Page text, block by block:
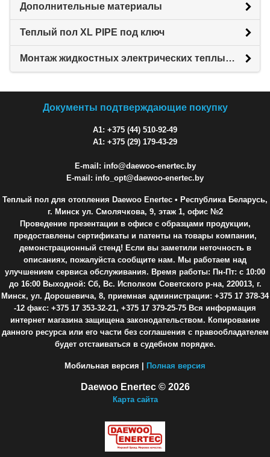
Дополнительные материалы
Теплый пол XL PIPE под ключ
Монтаж жидкостных электрических теплых полов XL PIPE
Документы подтверждающие покупку
A1: +375 (44) 510-92-49
A1: +375 (29) 179-43-29
E-mail: info@daewoo-enertec.by
E-mail: info_opt@daewoo-enertec.by
Теплый пол для отопления Daewoo Enertec • Республика Беларусь,
г. Минск ул. Смолячкова, 9, этаж 1, офис №2
Проведение презентации в офисе с образцами продукции,
предоставлены сертификаты и патенты на товары компании,
демонстрационный стенд! Если вы заметили неточность в
описаниях, пожалуйста сообщите нам. Мы работаем над
улучшением сервиса обслуживания. Время работы: Пн-Пт: с 10:00
до 16:00 Выходной: Сб, Вс. Исполком Советского р-на, 220013, г.
Минск, ул. Дорошевича, 8, приемная администрации: +375 17 378-34
-12 факс: +375 17 353-32-21, +375 17 379-25-75 Вся информация
интернет магазина защищена законодательством. Копирование
данного ресурса или его части без соглашения с правообладателем
будет отстаиваться в судебном порядке.
Мобильная версия | Полная версия
Daewoo Enertec © 2026
Карта сайта